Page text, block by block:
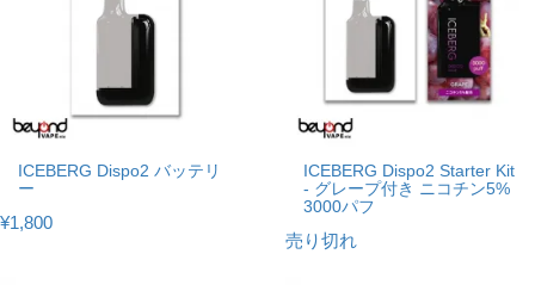
ICEBERG Dispo2 バッテリ
ー
¥1,800
ICEBERG Dispo2 Starter Kit
- グレープ付き ニコチン5%
3000パフ
売り切れ